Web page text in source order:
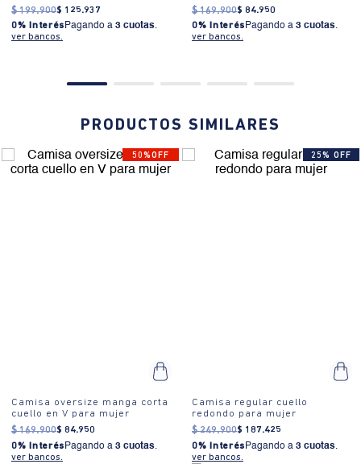
$ 199.900$ 125.937
0% Interés Pagando a 3 cuotas.
ver bancos.
$ 169.900$ 84.950
0% Interés Pagando a 3 cuotas.
ver bancos.
PRODUCTOS SIMILARES
50%OFF
Camisa oversize manga corta
cuello en V para mujer
$ 169.900$ 84.950
0% Interés Pagando a 3 cuotas.
ver bancos.
25% OFF
Camisa regular cuello
redondo para mujer
$ 249.900$ 187.425
0% Interés Pagando a 3 cuotas.
ver bancos.